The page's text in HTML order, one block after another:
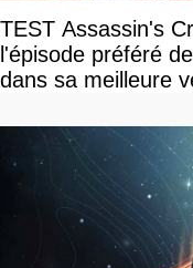
TEST Assassin's
l'épisode préféré
dans sa meilleure